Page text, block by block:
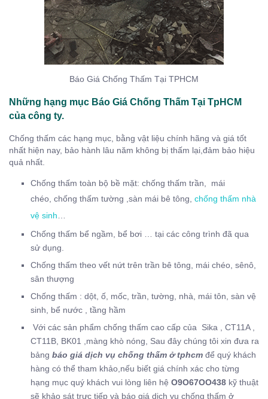
Báo Giá Chống Thấm Tại TPHCM
Những hạng mục Báo Giá Chống Thấm Tại TpHCM
của công ty.
Chống thấm các hạng mục, bằng vật liệu chính hãng và giá tốt
nhất hiện nay, bảo hành lâu năm không bị thấm lại,đảm bảo hiệu
quả nhất.
Chống thấm toàn bộ bề mặt: chống thấm trần, mái
chéo, chống thấm tường ,sàn mái bê tông, chống thấm nhà
vệ sinh
Chống thấm bể ngầm, bể bơi … tại các công trình đã qua
sử dụng.
Chống thấm theo vết nứt trên trần bê tông, mái chéo, sênô,
sân thượng
Chống thấm : dột, ố, mốc, trần, tường, nhà, mái tôn, sàn vệ
sinh, bể nước , tầng hầm
Với các sản phẩm chống thấm cao cấp của Sika , CT11A ,
CT11B, BK01 ,màng khò nóng, Sau đây chúng tôi xin đưa ra
bảng báo giá dịch vụ chống thấm ở tphcm để quý khách
hàng có thể tham khảo,nếu biết giá chính xác cho từng
hạng mục quý khách vui lòng liên hệ O9O67OO438 kỹ thuật
sẽ khảo sát trực tiếp và báo giá dịch vụ chống thấm ở